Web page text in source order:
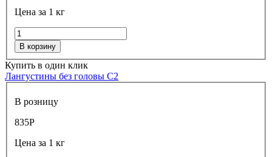
Цена за 1 кг
В корзину
Купить в один клик
Лангустины без головы С2
В розницу
835Р
Цена за 1 кг